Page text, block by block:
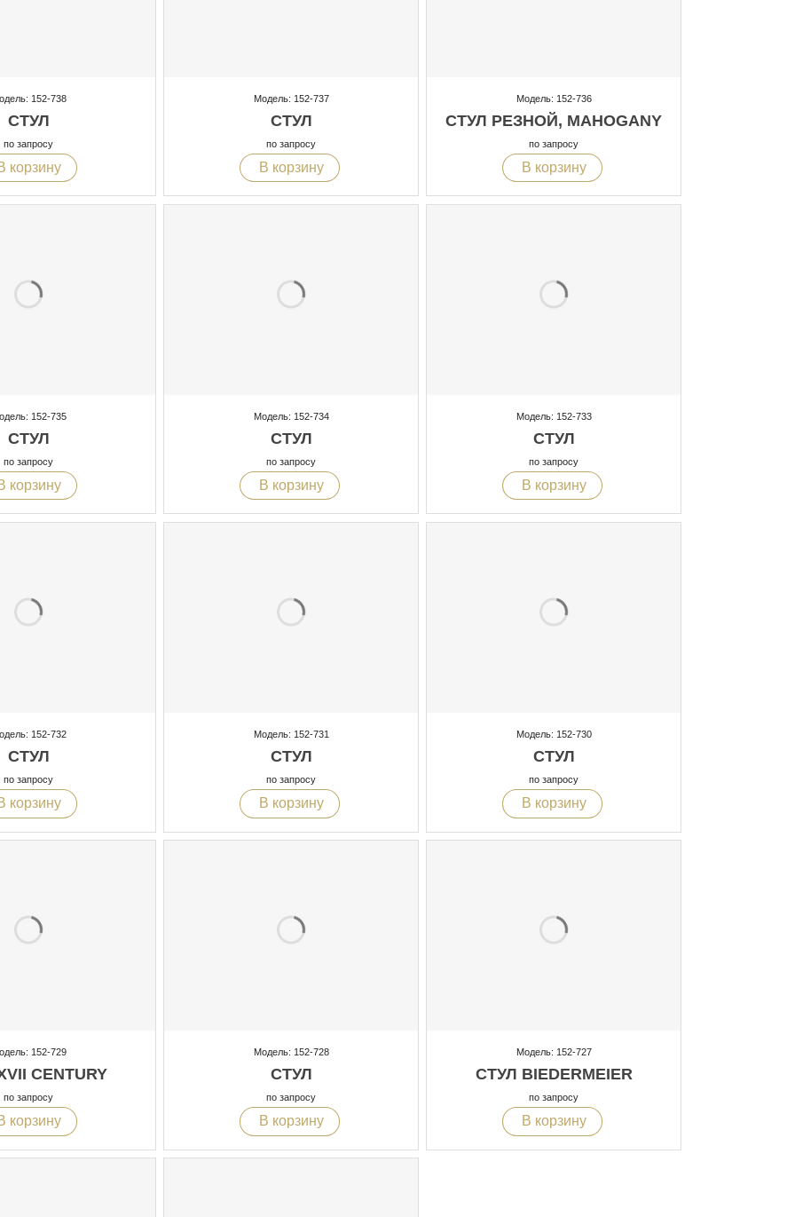
152-738
СТУЛ
по запросу
корзину
Модель: 152-737
СТУЛ
по запросу
В корзину
Модель: 152-736
СТУЛ РЕЗНОЙ, MAHOGANY
по запросу
В корзину
152-735
СТУЛ
по запросу
корзину
Модель: 152-734
СТУЛ
по запросу
В корзину
Модель: 152-733
СТУЛ
по запросу
В корзину
152-732
СТУЛ
по запросу
корзину
Модель: 152-731
СТУЛ
по запросу
В корзину
Модель: 152-730
СТУЛ
по запросу
В корзину
152-729
CENTURY
по запросу
корзину
Модель: 152-728
СТУЛ
по запросу
В корзину
Модель: 152-727
СТУЛ BIEDERMEIER
по запросу
В корзину